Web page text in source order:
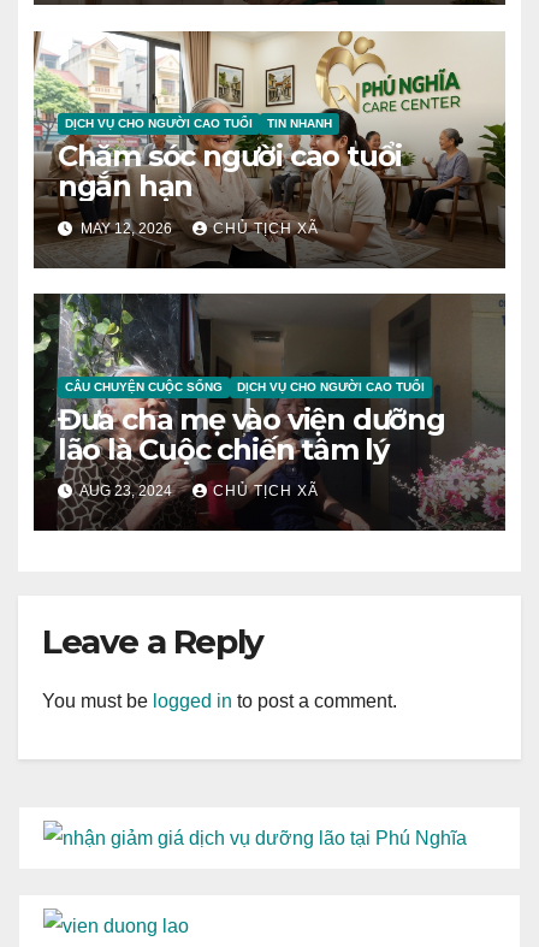
DỊCH VỤ CHO NGƯỜI CAO TUỔI TIN NHANH
Chăm sóc người cao tuổi
ngắn hạn
MAY 12, 2026 CHỦ TỊCH XÃ
CÂU CHUYỆN CUỘC SỐNG DỊCH VỤ CHO NGƯỜI CAO TUỔI
Đưa cha mẹ vào viện dưỡng
lão là Cuộc chiến tâm lý
AUG 23, 2024 CHỦ TỊCH XÃ
Leave a Reply
You must be logged in to post a comment.